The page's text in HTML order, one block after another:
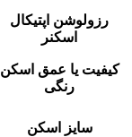
رزولوشن اپتیکال
اسکنر
کیفیت یا عمق اسکن
رنگی
سایز اسکن